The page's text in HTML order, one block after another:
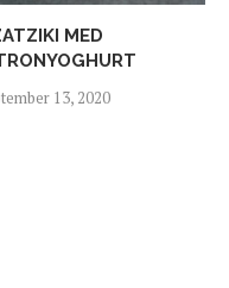
MED
13, 2020